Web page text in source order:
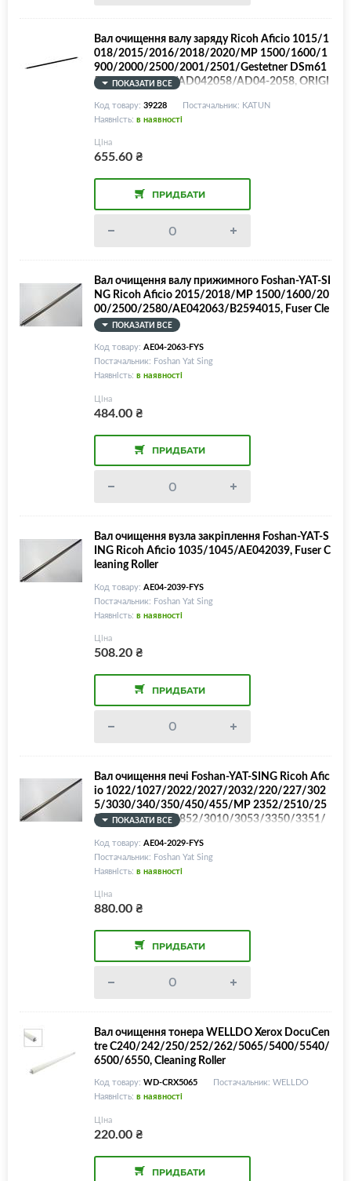
Вал очищення валу заряду Ricoh Aficio 1015/1
018/2015/2016/2018/2020/MP 1500/1600/1
900/2000/2500/2001/2501/Gestetner DSm61
5/618/616/620/AD042058/AD04-2058, ORIGI
NAL!
ПОКАЗАТИ ВСЕ
Код товару: 39228
Постачальник: KATUN
Наявність: в наявності
Ціна
655.60₴
ПРИДБАТИ
Вал очищення валу прижимного Foshan-YAT-SI
NG Ricoh Aficio 2015/2018/MP 1500/1600/20
00/2500/2580/AE042063/B2594015, Fuser Cle
aning Roller
ПОКАЗАТИ ВСЕ
Код товару: AE04-2063-FYS
Постачальник: Foshan Yat Sing
Наявність: в наявності
Ціна
484.00₴
ПРИДБАТИ
Вал очищення вузла закріплення Foshan-YAT-S
ING Ricoh Aficio 1035/1045/AE042039, Fuser C
leaning Roller
Код товару: AE04-2039-FYS
Постачальник: Foshan Yat Sing
Наявність: в наявності
Ціна
508.20₴
ПРИДБАТИ
Вал очищення печі Foshan-YAT-SING Ricoh Afic
io 1022/1027/2022/2027/2032/220/227/302
5/3030/340/350/450/455/MP 2352/2510/25
50/2553/2851/2852/3010/3053/3350/3351/
3352/3353/AE042029, Fuser Cleaning Roller
ПОКАЗАТИ ВСЕ
Код товару: AE04-2029-FYS
Постачальник: Foshan Yat Sing
Наявність: в наявності
Ціна
880.00₴
ПРИДБАТИ
Вал очищення тонера WELLDO Xerox DocuCen
tre C240/242/250/252/262/5065/5400/5540/
6500/6550, Cleaning Roller
Код товару: WD-CRX5065
Постачальник: WELLDO
Наявність: в наявності
Ціна
220.00₴
ПРИДБАТИ